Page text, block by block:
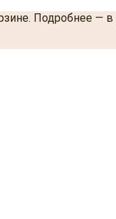
Подробнее — в